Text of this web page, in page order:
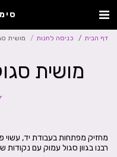
דף הבית כניסה לחנות מושית
מושית
מחזיק מפתחות בעבודת יד,